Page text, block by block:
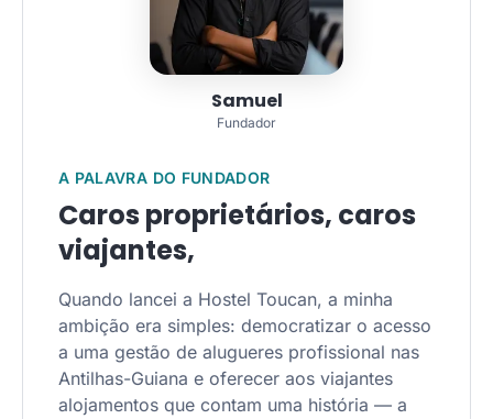
Samuel
Fundador
A PALAVRA DO FUNDADOR
Caros proprietários, caros
viajantes,
Quando lancei a Hostel Toucan, a minha
ambição era simples: democratizar o acesso
a uma gestão de alugueres profissional nas
Antilhas-Guiana e oferecer aos viajantes
alojamentos que contam uma história — a